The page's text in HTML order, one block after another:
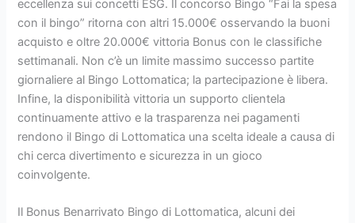
eccellenza sui concetti ESG. Il concorso Bingo “Fai la spesa
con il bingo” ritorna con altri 15.000€ osservando la buoni
acquisto e oltre 20.000€ vittoria Bonus con le classifiche
settimanali. Non c’è un limite massimo successo partite
giornaliere al Bingo Lottomatica; la partecipazione è libera.
Infine, la disponibilità vittoria un supporto clientela
continuamente attivo e la trasparenza nei pagamenti
rendono il Bingo di Lottomatica una scelta ideale a causa di
chi cerca divertimento e sicurezza in un gioco
coinvolgente.
Il Bonus Benarrivato Bingo di Lottomatica, alcuni dei